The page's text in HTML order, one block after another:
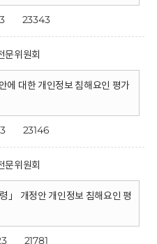
23343
문위원회
에 대한 개인정보 침해요인 평가
23146
문위원회
」 개정안 개인정보 침해요인 평
21781